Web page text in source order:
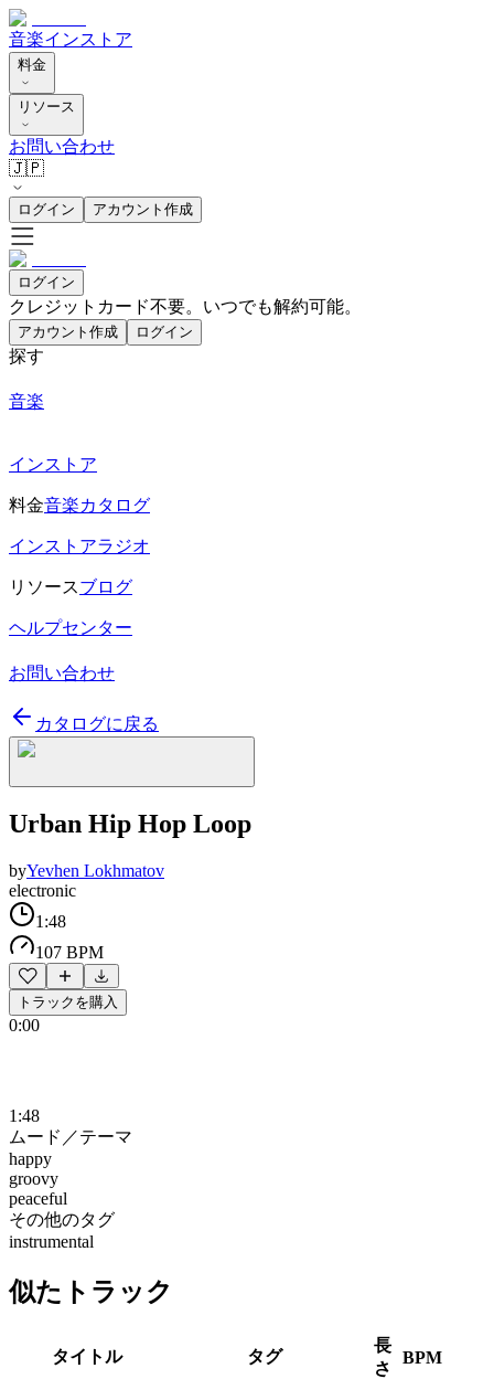
音楽インストア
料金
リソース
お問い合わせ
🇯🇵
ログイン アカウント作成
ログイン
クレジットカード不要。いつでも解約可能。
アカウント作成 ログイン
探す
音楽
インストア
料金音楽カタログ
インストアラジオ
リソースブログ
ヘルプセンター
お問い合わせ
カタログに戻る
Urban Hip Hop Loop
byYevhen Lokhmatov
electronic
1:48
107 BPM
トラックを購入
0:00
1:48
ムード／テーマ
happy
groovy
peaceful
その他のタグ
instrumental
似たトラック
タイトル タグ
長
さ
BPM